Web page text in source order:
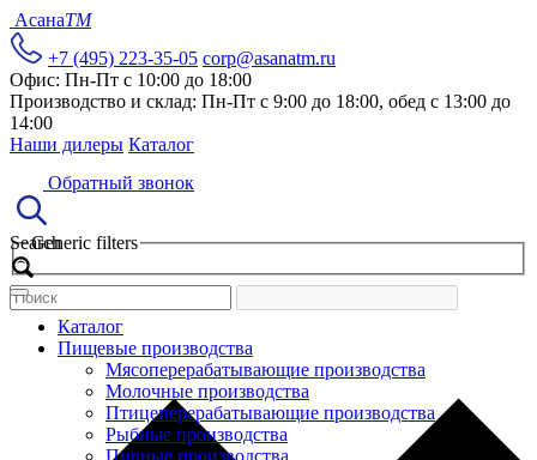
АсанаTM
+7 (495) 223-35-05 corp@asanatm.ru
Офис: Пн-Пт с 10:00 до 18:00
Производство и склад: Пн-Пт с 9:00 до 18:00, обед с 13:00 до
14:00
Наши дилеры Каталог
Обратный звонок
Search
Generic filters
Каталог
Пищевые производства
Мясоперерабатывающие производства
Молочные производства
Птицеперерабатывающие производства
Рыбные производства
Пивные производства